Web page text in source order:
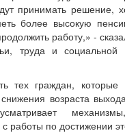
принимать решение,
более высокую
работу,» -
труда и социальной
тех граждан,
снижения возраста
работы по достижении